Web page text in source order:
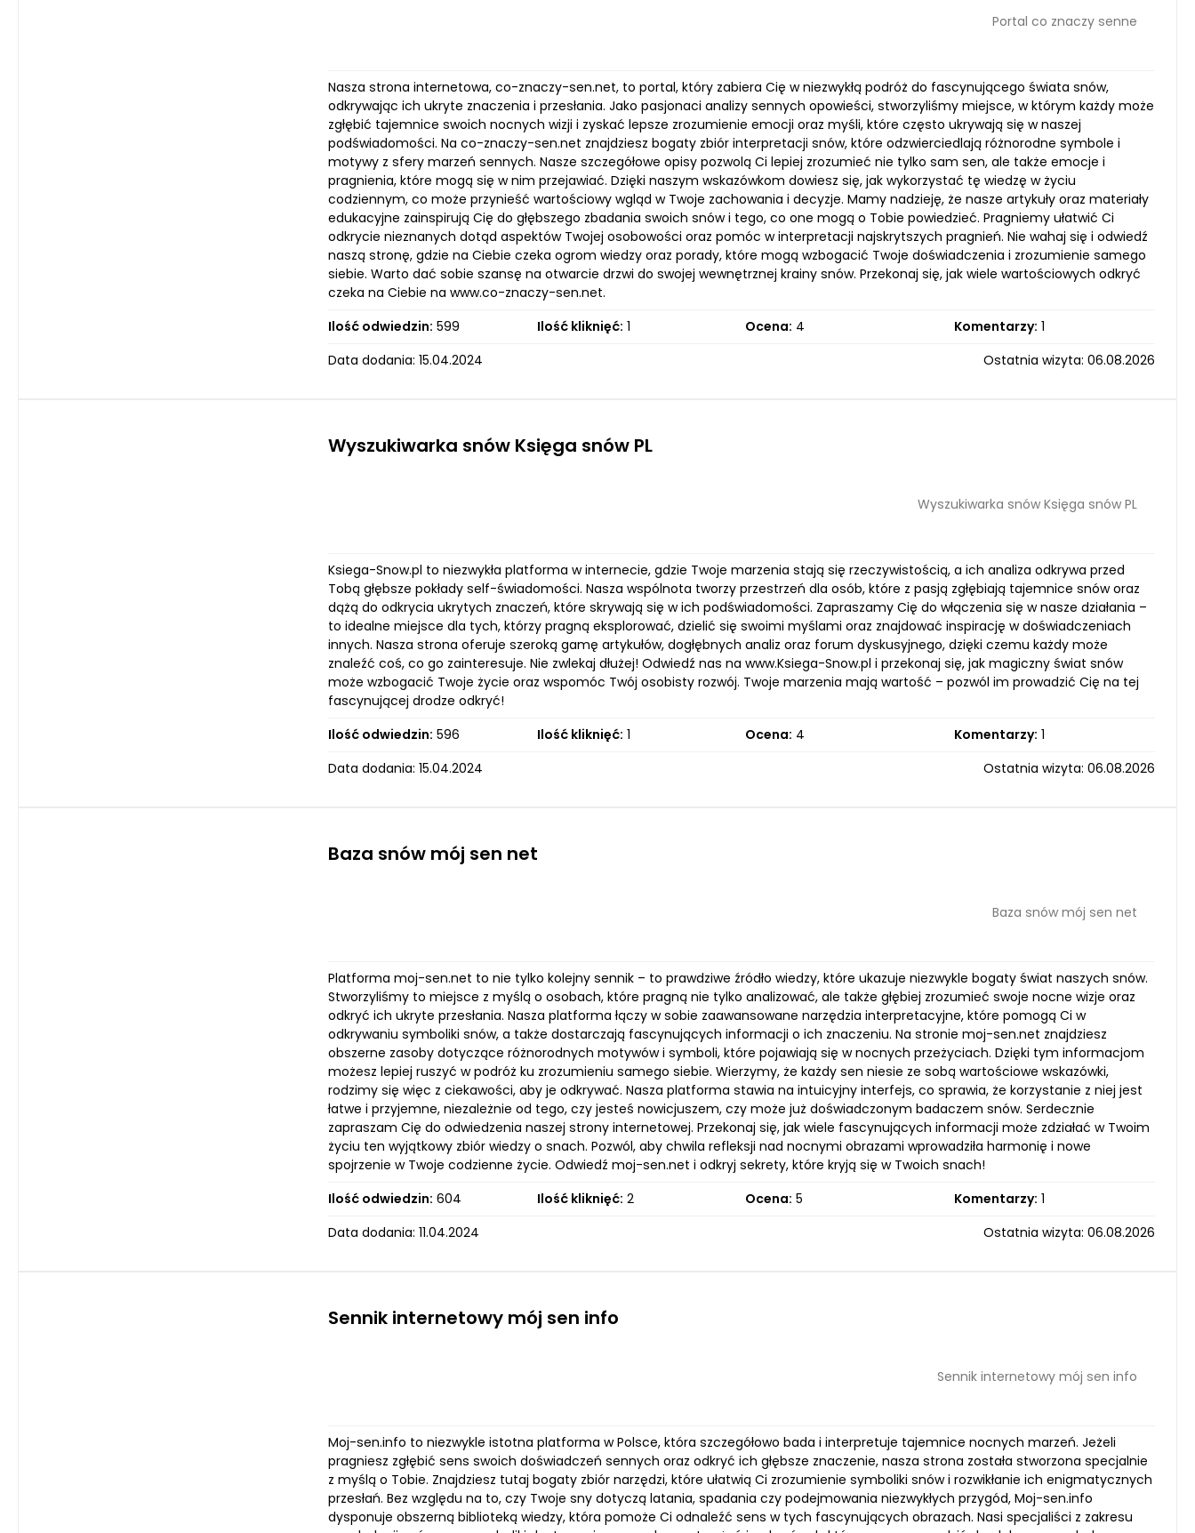
Portal co znaczy senne
Nasza strona internetowa, co-znaczy-sen.net, to portal, który zabiera Cię w niezwykłą podróż do fascynującego świata snów,
odkrywając ich ukryte znaczenia i przesłania. Jako pasjonaci analizy sennych opowieści, stworzyliśmy miejsce, w którym każdy może
zgłębić tajemnice swoich nocnych wizji i zyskać lepsze zrozumienie emocji oraz myśli, które często ukrywają się w naszej
podświadomości. Na co-znaczy-sen.net znajdziesz bogaty zbiór interpretacji snów, które odzwierciedlają różnorodne symbole i
motywy z sfery marzeń sennych. Nasze szczegółowe opisy pozwolą Ci lepiej zrozumieć nie tylko sam sen, ale także emocje i
pragnienia, które mogą się w nim przejawiać. Dzięki naszym wskazówkom dowiesz się, jak wykorzystać tę wiedzę w życiu
codziennym, co może przynieść wartościowy wgląd w Twoje zachowania i decyzje. Mamy nadzieję, że nasze artykuły oraz materiały
edukacyjne zainspirują Cię do głębszego zbadania swoich snów i tego, co one mogą o Tobie powiedzieć. Pragniemy ułatwić Ci
odkrycie nieznanych dotąd aspektów Twojej osobowości oraz pomóc w interpretacji najskrytszych pragnień. Nie wahaj się i odwiedź
naszą stronę, gdzie na Ciebie czeka ogrom wiedzy oraz porady, które mogą wzbogacić Twoje doświadczenia i zrozumienie samego
siebie. Warto dać sobie szansę na otwarcie drzwi do swojej wewnętrznej krainy snów. Przekonaj się, jak wiele wartościowych odkryć
czeka na Ciebie na www.co-znaczy-sen.net.
Ilość odwiedzin: 599 Ilość kliknięć: 1 Ocena: 4 Komentarzy: 1
Data dodania: 15.04.2024
Ostatnia wizyta: 06.08.2026
Wyszukiwarka snów Księga snów PL
Wyszukiwarka snów Księga snów PL
Ksiega-Snow.pl to niezwykła platforma w internecie, gdzie Twoje marzenia stają się rzeczywistością, a ich analiza odkrywa przed
Tobą głębsze pokłady self-świadomości. Nasza wspólnota tworzy przestrzeń dla osób, które z pasją zgłębiają tajemnice snów oraz
dążą do odkrycia ukrytych znaczeń, które skrywają się w ich podświadomości. Zapraszamy Cię do włączenia się w nasze działania –
to idealne miejsce dla tych, którzy pragną eksplorować, dzielić się swoimi myślami oraz znajdować inspirację w doświadczeniach
innych. Nasza strona oferuje szeroką gamę artykułów, dogłębnych analiz oraz forum dyskusyjnego, dzięki czemu każdy może
znaleźć coś, co go zainteresuje. Nie zwlekaj dłużej! Odwiedź nas na www.Ksiega-Snow.pl i przekonaj się, jak magiczny świat snów
może wzbogacić Twoje życie oraz wspomóc Twój osobisty rozwój. Twoje marzenia mają wartość – pozwól im prowadzić Cię na tej
fascynującej drodze odkryć!
Ilość odwiedzin: 596 Ilość kliknięć: 1 Ocena: 4 Komentarzy: 1
Data dodania: 15.04.2024
Ostatnia wizyta: 06.08.2026
Baza snów mój sen net
Baza snów mój sen net
Platforma moj-sen.net to nie tylko kolejny sennik – to prawdziwe źródło wiedzy, które ukazuje niezwykle bogaty świat naszych snów.
Stworzyliśmy to miejsce z myślą o osobach, które pragną nie tylko analizować, ale także głębiej zrozumieć swoje nocne wizje oraz
odkryć ich ukryte przesłania. Nasza platforma łączy w sobie zaawansowane narzędzia interpretacyjne, które pomogą Ci w
odkrywaniu symboliki snów, a także dostarczają fascynujących informacji o ich znaczeniu. Na stronie moj-sen.net znajdziesz
obszerne zasoby dotyczące różnorodnych motywów i symboli, które pojawiają się w nocnych przeżyciach. Dzięki tym informacjom
możesz lepiej ruszyć w podróż ku zrozumieniu samego siebie. Wierzymy, że każdy sen niesie ze sobą wartościowe wskazówki,
rodzimy się więc z ciekawości, aby je odkrywać. Nasza platforma stawia na intuicyjny interfejs, co sprawia, że korzystanie z niej jest
łatwe i przyjemne, niezależnie od tego, czy jesteś nowicjuszem, czy może już doświadczonym badaczem snów. Serdecznie
zapraszam Cię do odwiedzenia naszej strony internetowej. Przekonaj się, jak wiele fascynujących informacji może zdziałać w Twoim
życiu ten wyjątkowy zbiór wiedzy o snach. Pozwól, aby chwila refleksji nad nocnymi obrazami wprowadziła harmonię i nowe
spojrzenie w Twoje codzienne życie. Odwiedź moj-sen.net i odkryj sekrety, które kryją się w Twoich snach!
Ilość odwiedzin: 604 Ilość kliknięć: 2 Ocena: 5 Komentarzy: 1
Data dodania: 11.04.2024
Ostatnia wizyta: 06.08.2026
Sennik internetowy mój sen info
Sennik internetowy mój sen info
Moj-sen.info to niezwykle istotna platforma w Polsce, która szczegółowo bada i interpretuje tajemnice nocnych marzeń. Jeżeli
pragniesz zgłębić sens swoich doświadczeń sennych oraz odkryć ich głębsze znaczenie, nasza strona została stworzona specjalnie
z myślą o Tobie. Znajdziesz tutaj bogaty zbiór narzędzi, które ułatwią Ci zrozumienie symboliki snów i rozwikłanie ich enigmatycznych
przesłań. Bez względu na to, czy Twoje sny dotyczą latania, spadania czy podejmowania niezwykłych przygód, Moj-sen.info
dysponuje obszerną biblioteką wiedzy, która pomoże Ci odnaleźć sens w tych fascynujących obrazach. Nasi specjaliści z zakresu